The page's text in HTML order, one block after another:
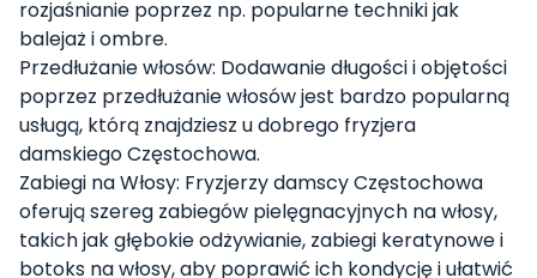
rozjaśnianie poprzez np. popularne techniki jak
balejaż i ombre.
Przedłużanie włosów: Dodawanie długości i objętości
poprzez przedłużanie włosów jest bardzo popularną
usługą, którą znajdziesz u dobrego fryzjera
damskiego Częstochowa.
Zabiegi na Włosy: Fryzjerzy damscy Częstochowa
oferują szereg zabiegów pielęgnacyjnych na włosy,
takich jak głębokie odżywianie, zabiegi keratynowe i
botoks na włosy, aby poprawić ich kondycję i ułatwić